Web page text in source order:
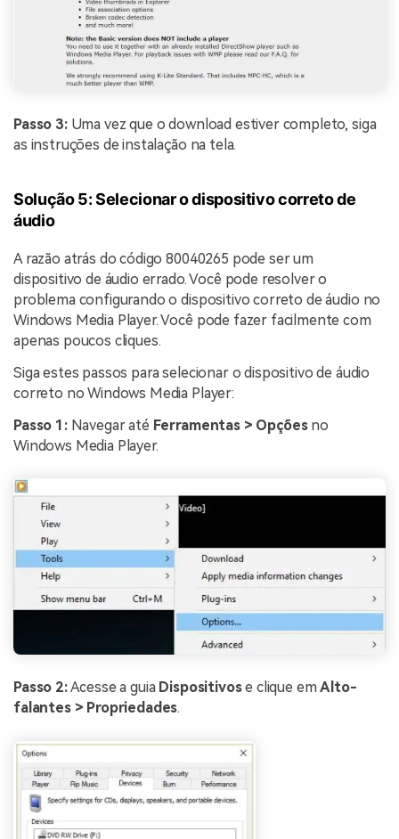
Passo 3:Uma vez que o download estiver completo, siga
as instruções de instalação na tela.
Solução 5: Selecionar o dispositivo correto de
áudio
A razão atrás do código 80040265 pode ser um
dispositivo de áudio errado. Você pode resolver o
problema configurando o dispositivo correto de áudio no
Windows Media Player. Você pode fazer facilmente com
apenas poucos cliques.
Siga estes passos para selecionar o dispositivo de áudio
correto no Windows Media Player:
Passo 1:Navegar até Ferramentas > Opçõesno
Windows Media Player.
Passo 2:Acesse a guia Dispositivose clique emAlto-
falantes > Propriedades.